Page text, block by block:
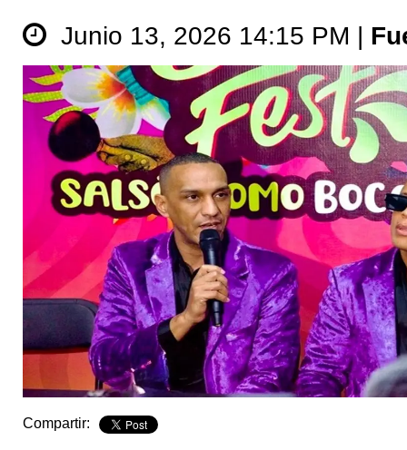
Junio 13, 2026 14:15 PM |
Compartir: